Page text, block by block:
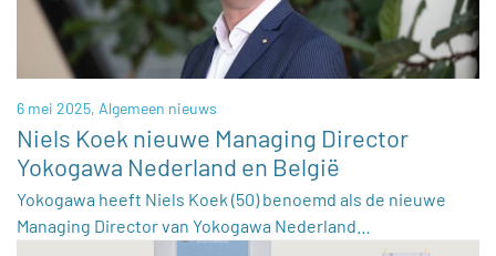
6 mei 2025, Algemeen nieuws
Niels Koek nieuwe Managing Director
Yokogawa Nederland en België
Yokogawa heeft Niels Koek (50) benoemd als de nieuwe
Managing Director van Yokogawa Nederland…